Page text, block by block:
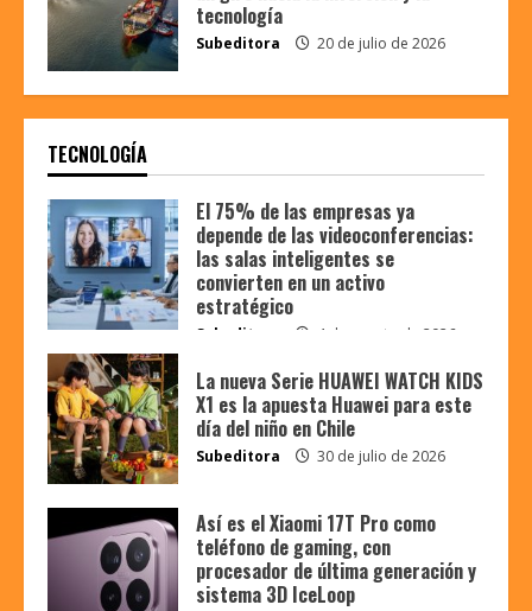
tecnología
Subeditora 20 de julio de 2026
TECNOLOGÍA
El 75% de las empresas ya
depende de las videoconferencias:
las salas inteligentes se
convierten en un activo
estratégico
Subeditora 4 de agosto de 2026
La nueva Serie HUAWEI WATCH KIDS
X1 es la apuesta Huawei para este
día del niño en Chile
Subeditora 30 de julio de 2026
Así es el Xiaomi 17T Pro como
teléfono de gaming, con
procesador de última generación y
sistema 3D IceLoop